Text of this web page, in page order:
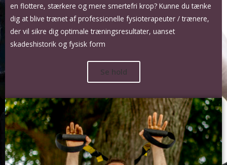
en flottere, stærkere og mere smertefri krop? Kunne du tænke
dig at blive trænet af professionelle fysioterapeuter / trænere,
der vil sikre dig optimale træningsresultater, uanset
skadeshistorik og fysisk form
Se hold